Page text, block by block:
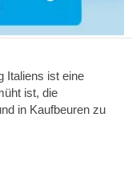
Italiens ist eine
ist, die
in Kaufbeuren zu